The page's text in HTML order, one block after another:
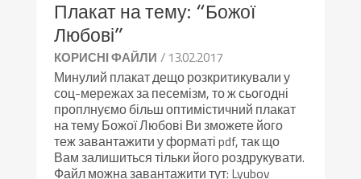
Плакат на тему: “Божої
Любові”
КОРИСНІ ФАЙЛИ / 13.02.2017
Минулий плакат дещо розкритикували у
соц-мережах за песемізм, то ж сьогодні
проплнуємо більш оптимістичний плакат
на тему Божої Любові Ви зможете його
теж завантажити у форматі pdf, так що
Вам залишиться тільки його роздрукувати.
Файл можна завантажити тут: Lyubov